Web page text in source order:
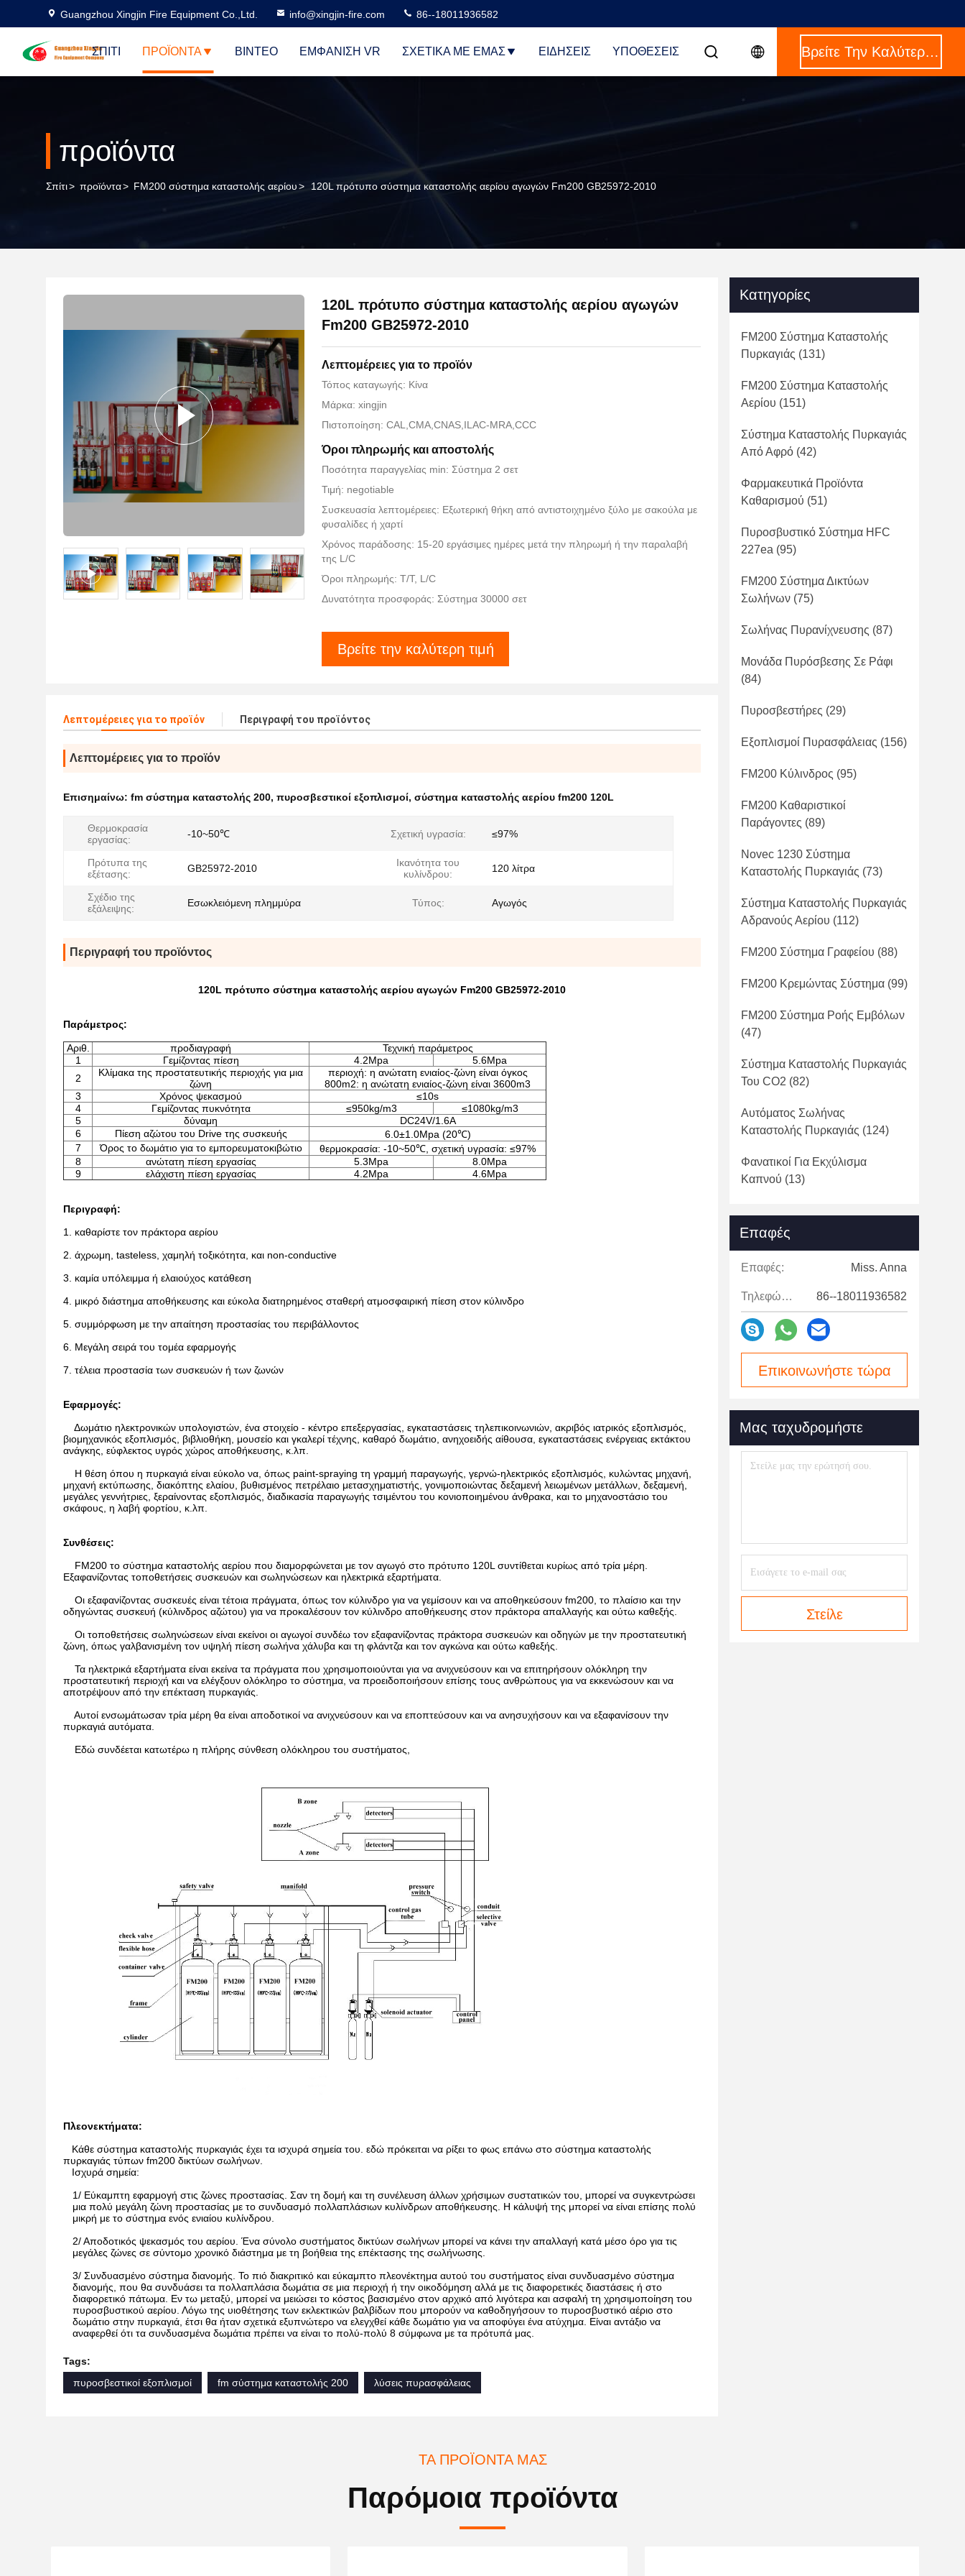
Guangzhou Xingjin Fire Equipment Co.,Ltd. info@xingjin-fire.com 86--18011936582
ΣΠΊΤΙ ΠΡΟΪΌΝΤΑ ΒΊΝΤΕΟ ΕΜΦΆΝΙΣΗ VR ΣΧΕΤΙΚΆ ΜΕ ΕΜΆΣ ΕΙΔΉΣΕΙΣ ΥΠΟΘΈΣΕΙΣ Βρείτε Την Καλύτερη Τιμή
προϊόντα
Σπίτι> προϊόντα> FM200 σύστημα καταστολής αερίου> 120L πρότυπο σύστημα καταστολής αερίου αγωγών Fm200 GB25972-2010
120L πρότυπο σύστημα καταστολής αερίου αγωγών
Fm200 GB25972-2010
Λεπτομέρειες για το προϊόν
Τόπος καταγωγής: Κίνα
Μάρκα: xingjin
Πιστοποίηση: CAL,CMA,CNAS,ILAC-MRA,CCC
Όροι πληρωμής και αποστολής
Ποσότητα παραγγελίας min: Σύστημα 2 σετ
Τιμή: negotiable
Συσκευασία λεπτομέρειες: Εξωτερική θήκη από αντιστοιχημένο ξύλο με σακούλα με
φυσαλίδες ή χαρτί
Χρόνος παράδοσης: 15-20 εργάσιμες ημέρες μετά την πληρωμή ή την παραλαβή
της L/C
Όροι πληρωμής: T/T, L/C
Δυνατότητα προσφοράς: Σύστημα 30000 σετ
Βρείτε την καλύτερη τιμή
Λεπτομέρειες για το προϊόν Περιγραφή του προϊόντος
Λεπτομέρειες για το προϊόν
Επισημαίνω: fm σύστημα καταστολής 200, πυροσβεστικοί εξοπλισμοί, σύστημα καταστολής αερίου fm200 120L
Θερμοκρασία
εργασίας:
-10~50℃ Σχετική υγρασία: ≤97%
Πρότυπα της
εξέτασης:
GB25972-2010
Ικανότητα του
κυλίνδρου:
120 λίτρα
Σχέδιο της
εξάλειψης:
Εσωκλειόμενη πλημμύρα Τύπος: Αγωγός
Περιγραφή του προϊόντος
120L πρότυπο σύστημα καταστολής αερίου αγωγών Fm200 GB25972-2010
Παράμετρος:
Αριθ. προδιαγραφή
Τεχνική παράμετρος
1
Γεμίζοντας πίεση 4.2Mpa
5.6Mpa
2
Κλίμακα της προστατευτικής περιοχής για μια
ζώνη
περιοχή: η ανώτατη ενιαίος-ζώνη είναι όγκος
800m2: η ανώτατη ενιαίος-ζώνη είναι 3600m3
3
Χρόνος ψεκασμού
≤10s
4
Γεμίζοντας πυκνότητα ≤950kg/m3
≤1080kg/m3
5
δύναμη
DC24V/1.6A
6
Πίεση αζώτου του Drive της συσκευής
6.0±1.0Mpa (20℃)
7
Όρος το δωμάτιο για το εμπορευματοκιβώτιο
θερμοκρασία: -10~50℃, σχετική υγρασία: ≤97%
8
ανώτατη πίεση εργασίας 5.3Mpa
8.0Mpa
9
ελάχιστη πίεση εργασίας 4.2Mpa 4.6Mpa
Περιγραφή:
1. καθαρίστε τον πράκτορα αερίου
2. άχρωμη, tasteless, χαμηλή τοξικότητα, και non-conductive
3. καμία υπόλειμμα ή ελαιούχος κατάθεση
4. μικρό διάστημα αποθήκευσης και εύκολα διατηρημένος σταθερή ατμοσφαιρική πίεση στον κύλινδρο
5. συμμόρφωση με την απαίτηση προστασίας του περιβάλλοντος
6. Μεγάλη σειρά του τομέα εφαρμογής
7. τέλεια προστασία των συσκευών ή των ζωνών
Εφαρμογές:
Δωμάτιο ηλεκτρονικών υπολογιστών, ένα στοιχείο - κέντρο επεξεργασίας, εγκαταστάσεις τηλεπικοινωνιών, ακριβός ιατρικός εξοπλισμός,
βιομηχανικός εξοπλισμός, βιβλιοθήκη, μουσείο και γκαλερί τέχνης, καθαρό δωμάτιο, ανηχοειδής αίθουσα, εγκαταστάσεις ενέργειας εκτάκτου
ανάγκης, εύφλεκτος υγρός χώρος αποθήκευσης, κ.λπ.
Η θέση όπου η πυρκαγιά είναι εύκολο να, όπως paint-spraying τη γραμμή παραγωγής, γερνώ-ηλεκτρικός εξοπλισμός, κυλώντας μηχανή,
μηχανή εκτύπωσης, διακόπτης ελαίου, βυθισμένος πετρέλαιο μετασχηματιστής, γονιμοποιώντας δεξαμενή λειωμένων μετάλλων, δεξαμενή,
μεγάλες γεννήτριες, ξεραίνοντας εξοπλισμός, διαδικασία παραγωγής τσιμέντου του κονιοποιημένου άνθρακα, και το μηχανοστάσιο του
σκάφους, η λαβή φορτίου, κ.λπ.
Συνθέσεις:
FM200 το σύστημα καταστολής αερίου που διαμορφώνεται με τον αγωγό στο πρότυπο 120L συντίθεται κυρίως από τρία μέρη.
Εξαφανίζοντας τοποθετήσεις συσκευών και σωληνώσεων και ηλεκτρικά εξαρτήματα.
Οι εξαφανίζοντας συσκευές είναι τέτοια πράγματα, όπως τον κύλινδρο για να γεμίσουν και να αποθηκεύσουν fm200, το πλαίσιο και την
οδηγώντας συσκευή (κύλινδρος αζώτου) για να προκαλέσουν τον κύλινδρο αποθήκευσης στον πράκτορα απαλλαγής και ούτω καθεξής.
Οι τοποθετήσεις σωληνώσεων είναι εκείνοι οι αγωγοί συνδέω τον εξαφανίζοντας πράκτορα συσκευών και οδηγών με την προστατευτική
ζώνη, όπως γαλβανισμένη τον υψηλή πίεση σωλήνα χάλυβα και τη φλάντζα και τον αγκώνα και ούτω καθεξής.
Τα ηλεκτρικά εξαρτήματα είναι εκείνα τα πράγματα που χρησιμοποιούνται για να ανιχνεύσουν και να επιτηρήσουν ολόκληρη την
προστατευτική περιοχή και να ελέγξουν ολόκληρο το σύστημα, να προειδοποιήσουν επίσης τους ανθρώπους για να εκκενώσουν και να
αποτρέψουν από την επέκταση πυρκαγιάς.
Αυτοί ενσωμάτωσαν τρία μέρη θα είναι αποδοτικοί να ανιχνεύσουν και να εποπτεύσουν και να ανησυχήσουν και να εξαφανίσουν την
πυρκαγιά αυτόματα.
Εδώ συνδέεται κατωτέρω η πλήρης σύνθεση ολόκληρου του συστήματος,
Πλεονεκτήματα:
Κάθε σύστημα καταστολής πυρκαγιάς έχει τα ισχυρά σημεία του. εδώ πρόκειται να ρίξει το φως επάνω στο σύστημα καταστολής
πυρκαγιάς τύπων fm200 δικτύων σωλήνων.
Ισχυρά σημεία:
1/ Εύκαμπτη εφαρμογή στις ζώνες προστασίας. Σαν τη δομή και τη συνέλευση άλλων χρήσιμων συστατικών του, μπορεί να συγκεντρώσει
μια πολύ μεγάλη ζώνη προστασίας με το συνδυασμό πολλαπλάσιων κυλίνδρων αποθήκευσης. Η κάλυψή της μπορεί να είναι επίσης πολύ
μικρή με το σύστημα ενός ενιαίου κυλίνδρου.
2/ Αποδοτικός ψεκασμός του αερίου. Ένα σύνολο συστήματος δικτύων σωλήνων μπορεί να κάνει την απαλλαγή κατά μέσο όρο για τις
μεγάλες ζώνες σε σύντομο χρονικό διάστημα με τη βοήθεια της επέκτασης της σωλήνωσης.
3/ Συνδυασμένο σύστημα διανομής. Το πιό διακριτικό και εύκαμπτο πλεονέκτημα αυτού του συστήματος είναι συνδυασμένο σύστημα
διανομής, που θα συνδυάσει τα πολλαπλάσια δωμάτια σε μια περιοχή ή την οικοδόμηση αλλά με τις διαφορετικές διαστάσεις ή στο
διαφορετικό πάτωμα. Εν τω μεταξύ, μπορεί να μειώσει το κόστος βασισμένο στον αρχικό από λιγότερα και ασφαλή τη χρησιμοποίηση του
πυροσβυστικού αερίου. Λόγω της υιοθέτησης των εκλεκτικών βαλβίδων που μπορούν να καθοδηγήσουν το πυροσβυστικό αέριο στο
δωμάτιο στην πυρκαγιά, έτσι θα ήταν σχετικά εξυπνώτερο να ελεγχθεί κάθε δωμάτιο για να αποφύγει ένα ατύχημα. Είναι αντάξιο να
αναφερθεί ότι τα συνδυασμένα δωμάτια πρέπει να είναι το πολύ-πολύ 8 σύμφωνα με τα πρότυπά μας.
Tags:
πυροσβεστικοί εξοπλισμοί
fm σύστημα καταστολής 200 λύσεις πυρασφάλειας
Κατηγορίες
FM200 Σύστημα Καταστολής
Πυρκαγιάς (131)
FM200 Σύστημα Καταστολής
Αερίου (151)
Σύστημα Καταστολής Πυρκαγιάς
Από Αφρό (42)
Φαρμακευτικά Προϊόντα
Καθαρισμού (51)
Πυροσβυστικό Σύστημα HFC
227ea (95)
FM200 Σύστημα Δικτύων
Σωλήνων (75)
Σωλήνας Πυρανίχνευσης (87)
Μονάδα Πυρόσβεσης Σε Ράφι
(84)
Πυροσβεστήρες (29)
Εξοπλισμοί Πυρασφάλειας (156)
FM200 Κύλινδρος (95)
FM200 Καθαριστικοί
Παράγοντες (89)
Novec 1230 Σύστημα
Καταστολής Πυρκαγιάς (73)
Σύστημα Καταστολής Πυρκαγιάς
Αδρανούς Αερίου (112)
FM200 Σύστημα Γραφείου (88)
FM200 Κρεμώντας Σύστημα (99)
FM200 Σύστημα Ροής Εμβόλων
(47)
Σύστημα Καταστολής Πυρκαγιάς
Του CO2 (82)
Αυτόματος Σωλήνας
Καταστολής Πυρκαγιάς (124)
Φανατικοί Για Εκχύλισμα
Καπνού (13)
Επαφές
Επαφές: Miss. Anna
Τηλεφώνημα: 86--18011936582
Επικοινωνήστε τώρα
Μας ταχυδρομήστε
Στείλε
ΤΑ ΠΡΟΪΌΝΤΑ ΜΑΣ
Παρόμοια προϊόντα